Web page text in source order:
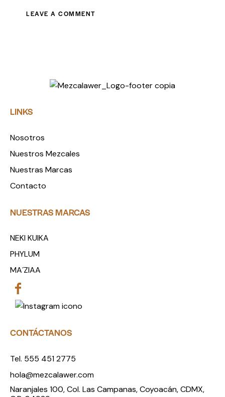
LINKS
Nosotros
Nuestros Mezcales
Nuestras Marcas
Contacto
NUESTRAS MARCAS
NEKI KUIKA
PHYLUM
MA´ZIAA
CONTÁCTANOS
Tel. 555 451 2775
hola@mezcalawer.com
Naranjales 100, Col. Las Campanas, Coyoacán, CDMX,